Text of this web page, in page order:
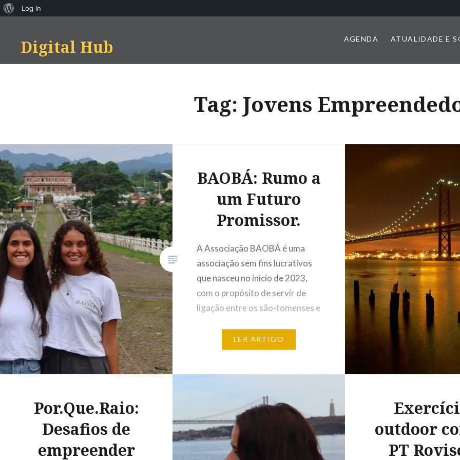
contentDigital Hub AGENDA ATUALIDADE E
Tag: Jovens
BAOBÁ: Rumo a
um Futuro
Promissor.
A Associação BAOBÁ é uma
associação sem fins lucrativos
que nasceu no início de 2023,
com o propósito de servir de
ligação entre os são-tomenses e
oferece, através da formação e
inclusão no mercado de
tomenses a desenvolver, de
forma autónoma,…
LER ARTIGO
Por.Que.Raio:
Desafios de
empreender
outdoor
PT
About
Log In